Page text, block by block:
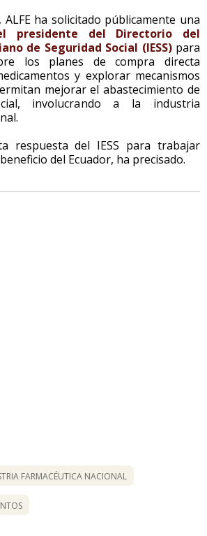
ha solicitado públicamente una
presidente del Directorio del
de Seguridad Social (IESS)para
los planes de compra directa
y explorar mecanismos
mejorar el abastecimiento de
involucrando a la industria
respuesta del IESS para trabajar
del Ecuador, ha precisado.
FARMACÉUTICA NACIONAL